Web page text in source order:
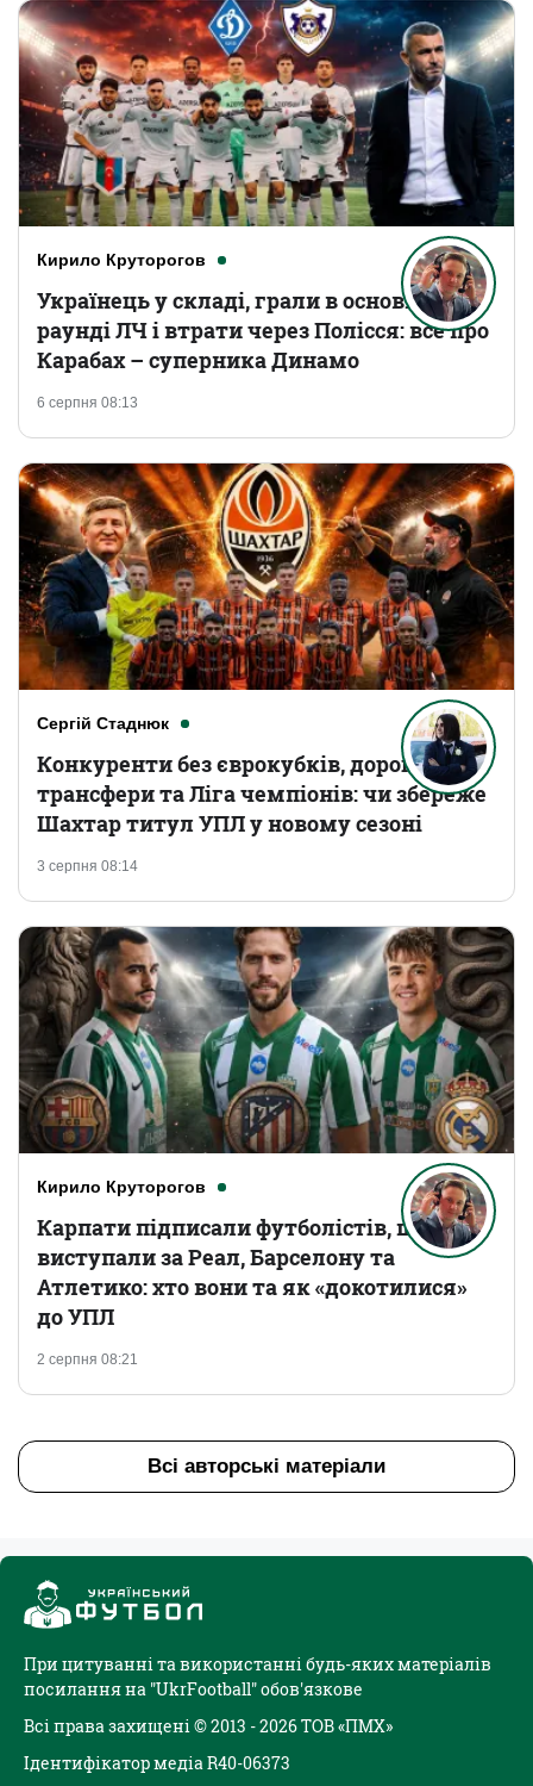
Кирило Круторогов
6 серпня 08:13
Українець у складі, грали в основному
раунді ЛЧ і втрати через Полісся: все про
Карабах – суперника Динамо
Сергій Стаднюк
3 серпня 08:14
Конкуренти без єврокубків, дорогі
трансфери та Ліга чемпіонів: чи збереже
Шахтар титул УПЛ у новому сезоні
Кирило Круторогов
2 серпня 08:21
Карпати підписали футболістів, що
виступали за Реал, Барселону та
Атлетико: хто вони та як «докотилися»
до УПЛ
Всі авторські матеріали
При цитуванні та використанні будь-яких матеріалів
посилання на "UkrFootball" обов'язкове
Всі права захищені © 2013 - 2026 ТОВ «ПМХ»
Ідентифікатор медіа R40-06373